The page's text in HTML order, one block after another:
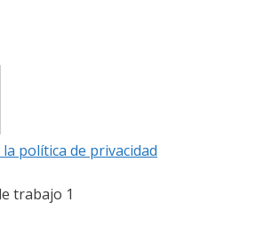
la política de privacidad